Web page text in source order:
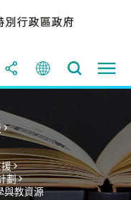
>
劃 >
與教資源